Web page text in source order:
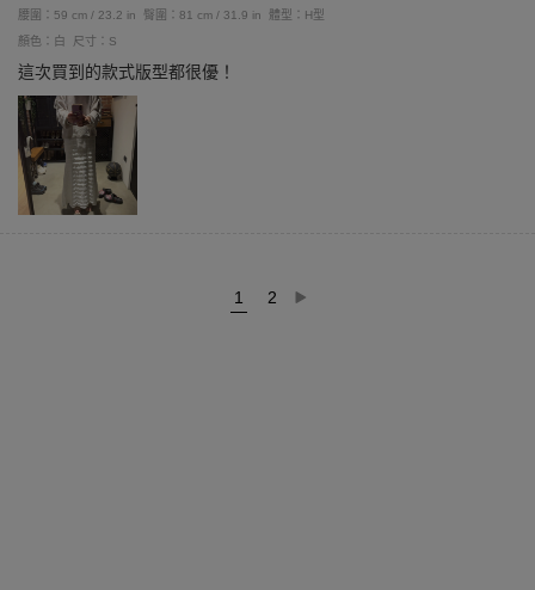
腰圍：59 cm / 23.2 in
臀圍：81 cm / 31.9 in
體型：H型
顏色：白
尺寸：S
這次買到的款式版型都很優！
1 2